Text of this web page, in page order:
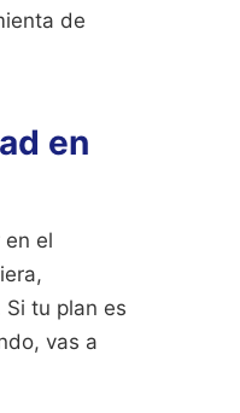
de
en
el
tu plan es
vas a